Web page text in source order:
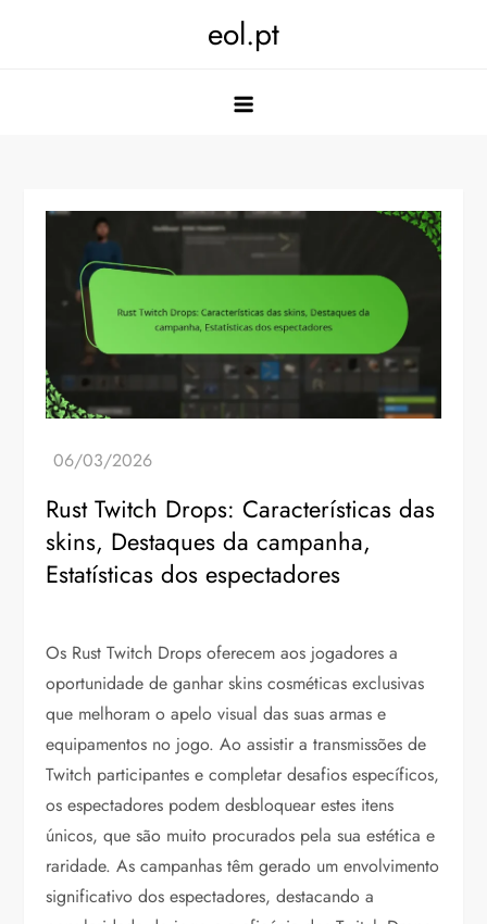
eol.pt
Rust Twitch Drops: Características das
skins, Destaques da campanha,
Estatísticas dos espectadores
Os Rust Twitch Drops oferecem aos jogadores a
oportunidade de ganhar skins cosméticas exclusivas
que melhoram o apelo visual das suas armas e
equipamentos no jogo. Ao assistir a transmissões de
Twitch participantes e completar desafios específicos,
os espectadores podem desbloquear estes itens
únicos, que são muito procurados pela sua estética e
raridade. As campanhas têm gerado um envolvimento
significativo dos espectadores, destacando a